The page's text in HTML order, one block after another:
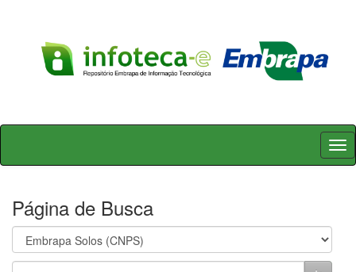
Skip
Página de Busca